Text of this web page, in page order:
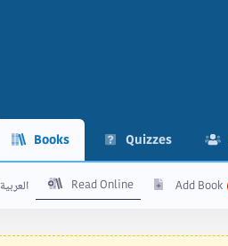
Books Quizzes
العربية Read Online Add Book